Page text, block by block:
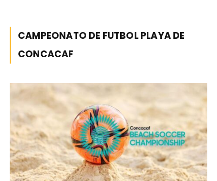
CAMPEONATO DE FUTBOL PLAYA DE
CONCACAF